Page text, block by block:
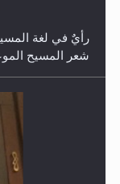
**الحصن